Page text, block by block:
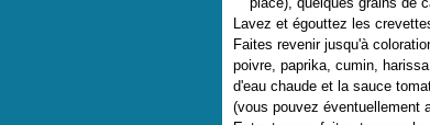
Lavez et égouttez les
Faites revenir jusqu'à
poivre, paprika, cumin,
d'eau chaude et la sauce
(vous pouvez éventuellement